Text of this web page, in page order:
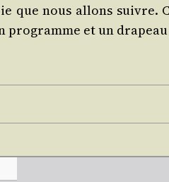
que nous allons
et un